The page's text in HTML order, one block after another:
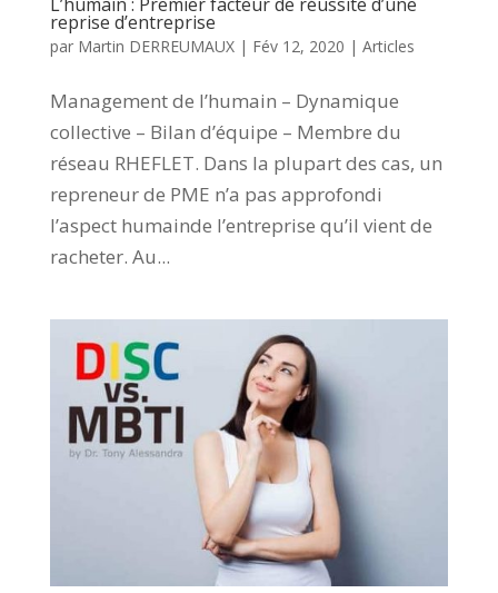
reprise d’entreprise
par Martin DERREUMAUX| Fév 12, 2020 | Articles
Management de l’humain – Dynamique
collective – Bilan d’équipe – Membre du
réseau RHEFLET. Dans la plupart des cas, un
repreneur de PME n’a pas approfondi
l’aspect humainde l’entreprise qu’il vient de
racheter. Au...